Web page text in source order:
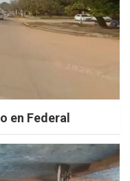
en Federal